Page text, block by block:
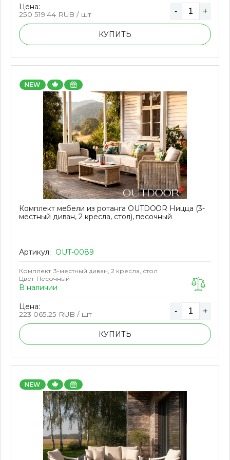
Цена:
250 519.44 RUB / шт - +
КУПИТЬ
Комплект мебели из ротанга OUTDOOR Ницца (3-
местный диван, 2 кресла, стол), песочный
Артикул: OUT-0089
Комплект 3-местный диван, 2 кресла, стол
Цвет Песочный
В наличии
Цена:
223 065.25 RUB / шт - +
КУПИТЬ